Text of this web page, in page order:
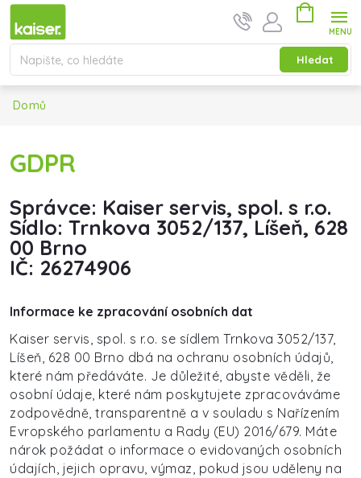
Přejít na obsah
Hledat
Nákupní
Domů
GDPR
Správce: Kaiser servis, spol. s r.o.
Sídlo: Trnkova 3052/137, Líšeň, 628
00 Brno
IČ: 26274906
Informace ke zpracování osobních dat
Kaiser servis, spol. s r.o. se sídlem Trnkova 3052/137,
Líšeň, 628 00 Brno dbá na ochranu osobních údajů,
které nám předáváte. Je důležité, abyste věděli, že
osobní údaje, které nám poskytujete zpracováváme
zodpovědně, transparentně a v souladu s Nařízením
Evropského parlamentu a Rady (EU) 2016/679. Máte
nárok požádat o informace o evidovaných osobních
údajích, jejich opravu, výmaz, pokud jsou uděleny na